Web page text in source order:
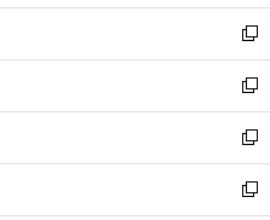
し
い
ウ
ィ
ン
ド
ウ
で
開
新
し
い
ウ
ィ
ン
ド
新
し
い
ウ
ィ
新
し
い
新